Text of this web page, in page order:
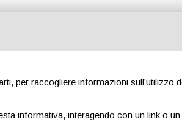
Home Diventa volontario
per raccogliere informazioni sull’utilizzo
informativa, interagendo con un link o